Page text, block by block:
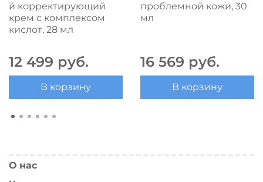
й корректирующий
крем c комплексом
кислот, 28 мл
12 499 руб.
В корзину
проблемной кожи, 30
мл
16 569 руб.
В корзину
О нас